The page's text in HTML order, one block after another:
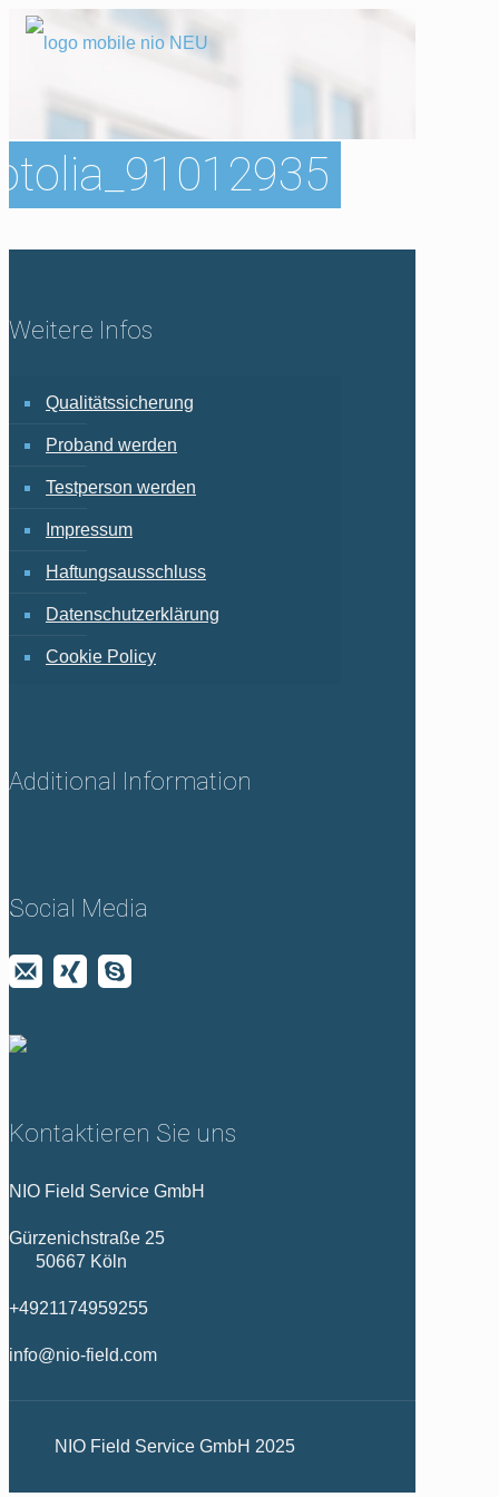
Weitere Infos
Qualitätssicherung
Proband werden
Testperson werden
Impressum
Haftungsausschluss
Datenschutzerklärung
Cookie Policy
Additional Information
Social Media
Kontaktieren Sie uns
NIO Field Service GmbH
Gürzenichstraße 25
50667 Köln
+4921174959255
info@nio-field.com
NIO Field Service GmbH 2025